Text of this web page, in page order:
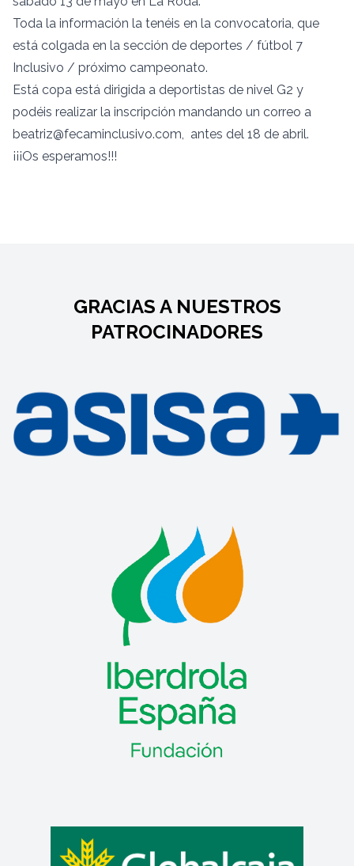
Toda la información la tenéis en la convocatoria, que
está colgada en la sección de deportes / fútbol 7
Inclusivo / próximo campeonato.
Está copa está dirigida a deportistas de nivel G2 y
podéis realizar la inscripción mandando un correo a
beatriz@fecaminclusivo.com, antes del 18 de abril.
¡¡¡Os esperamos!!!
GRACIAS A NUESTROS
PATROCINADORES